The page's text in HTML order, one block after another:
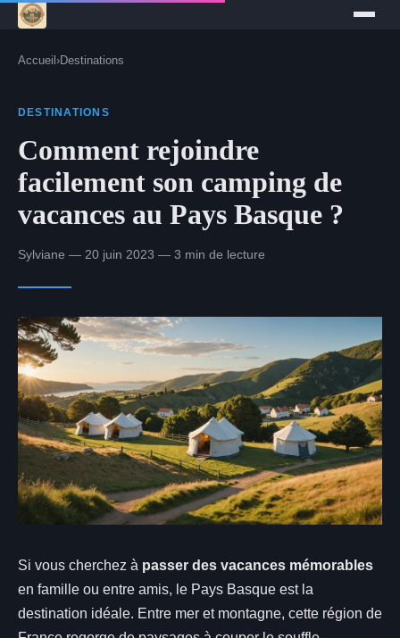
Accueil ›Destinations
DESTINATIONS
Comment rejoindre
facilement son camping de
vacances au Pays Basque ?
Sylviane — 20 juin 2023 — 3 min de lecture
Si vous cherchez à passer des vacances mémorables
en famille ou entre amis, le Pays Basque est la
destination idéale. Entre mer et montagne, cette région de